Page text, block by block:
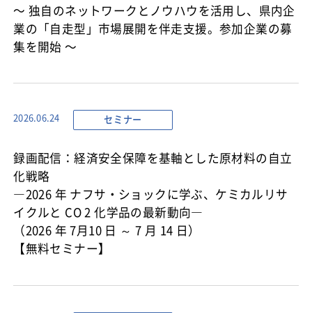
〜 独自のネットワークとノウハウを活用し、県内企
業の「自走型」市場展開を伴走支援。参加企業の募
集を開始 〜
2026.06.24 セミナー
録画配信：経済安全保障を基軸とした原材料の自立
化戦略
―2026 年 ナフサ・ショックに学ぶ、ケミカルリサ
イクルと CO 2 化学品の最新動向―
（2026 年 7月10 日 ～ 7 月 14 日）
【無料セミナー】